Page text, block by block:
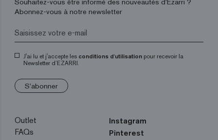
Abonnez-vous à notre newsletter
J'ai lu et j'accepte les conditions d'utilisation pour recevoir la
Newsletter d’EZARRI.
S'abonner
Outlet
FAQs
Instagram
Pinterest